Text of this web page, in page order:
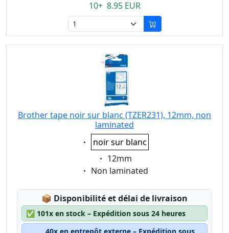
10+ 8.95 EUR
Brother tape noir sur blanc (TZER231), 12mm, non
laminated
Eigenschaft:
noir sur blanc
Eigenschaft:
12mm
Eigenschaft:
Non laminated
📦 Lagerstatus:
Disponibilité et délai de livraison
✅ 101x en stock – Expédition sous 24 heures